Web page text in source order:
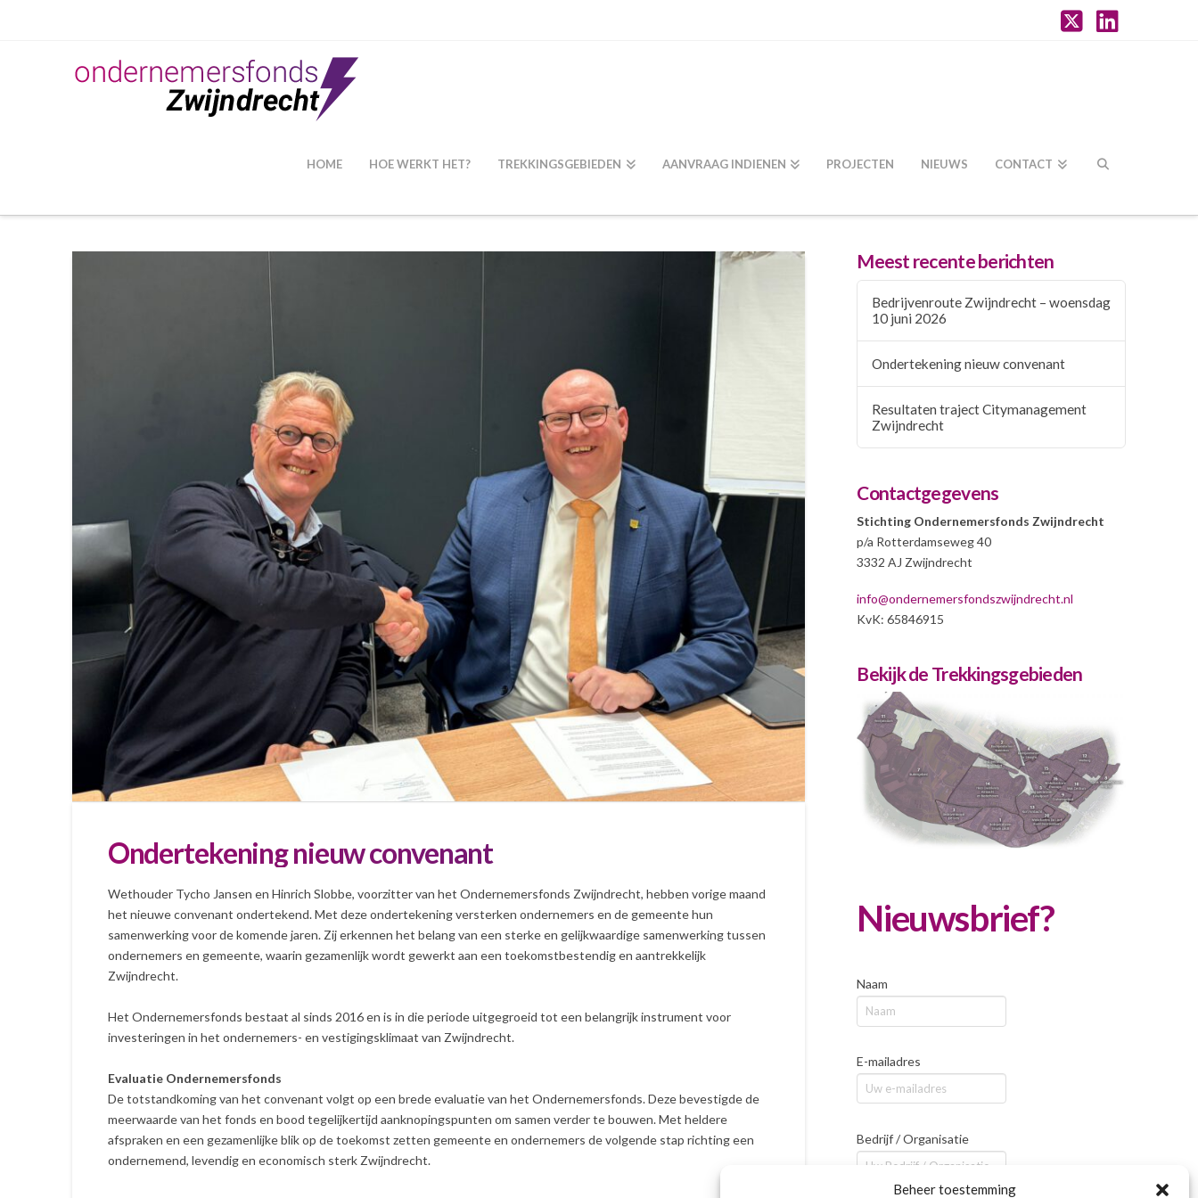
Beheer toestemming
HOME HOE WERKT HET? TREKKINGSGEBIEDEN AANVRAAG INDIENEN PROJECTEN NIEUWS CONTACT
Ondertekening nieuw convenant
Wethouder Tycho Jansen en Hinrich Slobbe, voorzitter van het Ondernemersfonds Zwijndrecht, hebben vorige maand
het nieuwe convenant ondertekend. Met deze ondertekening versterken ondernemers en de gemeente hun
samenwerking voor de komende jaren. Zij erkennen het belang van een sterke en gelijkwaardige samenwerking tussen
ondernemers en gemeente, waarin gezamenlijk wordt gewerkt aan een toekomstbestendig en aantrekkelijk
Zwijndrecht.
Het Ondernemersfonds bestaat al sinds 2016 en is in die periode uitgegroeid tot een belangrijk instrument voor
investeringen in het ondernemers- en vestigingsklimaat van Zwijndrecht.
Evaluatie Ondernemersfonds
De totstandkoming van het convenant volgt op een brede evaluatie van het Ondernemersfonds. Deze bevestigde de
meerwaarde van het fonds en bood tegelijkertijd aanknopingspunten om samen verder te bouwen. Met heldere
afspraken en een gezamenlijke blik op de toekomst zetten gemeente en ondernemers de volgende stap richting een
ondernemend, levendig en economisch sterk Zwijndrecht.
Meest recente berichten
Bedrijvenroute Zwijndrecht – woensdag
10 juni 2026
Ondertekening nieuw convenant
Resultaten traject Citymanagement
Zwijndrecht
Contactgegevens
Stichting Ondernemersfonds Zwijndrecht
p/a Rotterdamseweg 40
3332 AJ Zwijndrecht
info@ondernemersfondszwijndrecht.nl
KvK: 65846915
Bekijk de Trekkingsgebieden
Nieuwsbrief?
Naam
E-mailadres
Bedrijf / Organisatie